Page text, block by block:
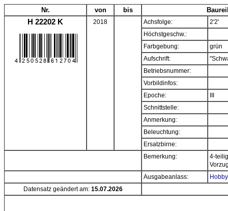
Nr. von bis
H 22202 K 2018 Achsfolge:
2'2'
Höchstgeschw.:
Farbgebung:
grün
Aufschrift:
Betriebsnummer:
Vorbildinfos:
Epoche:
Schnittstelle:
Anmerkung:
Beleuchtung:
Ersatzbirne:
Bemerkung:
4-
Ausgabeanlass:
Datensatz geändert am: 15.07.2026